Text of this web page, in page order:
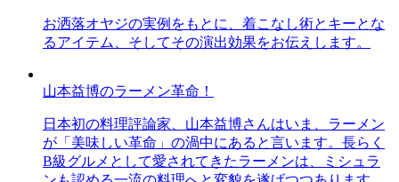
お洒落オヤジの実例をもとに、着こなし術とキーとな
るアイテム、そしてその演出効果をお伝えします。
山本益博のラーメン革命！
日本初の料理評論家、山本益博さんはいま、ラーメン
が「美味しい革命」の渦中にあると言います。長らく
B級グルメとして愛されてきたラーメンは、ミシュラ